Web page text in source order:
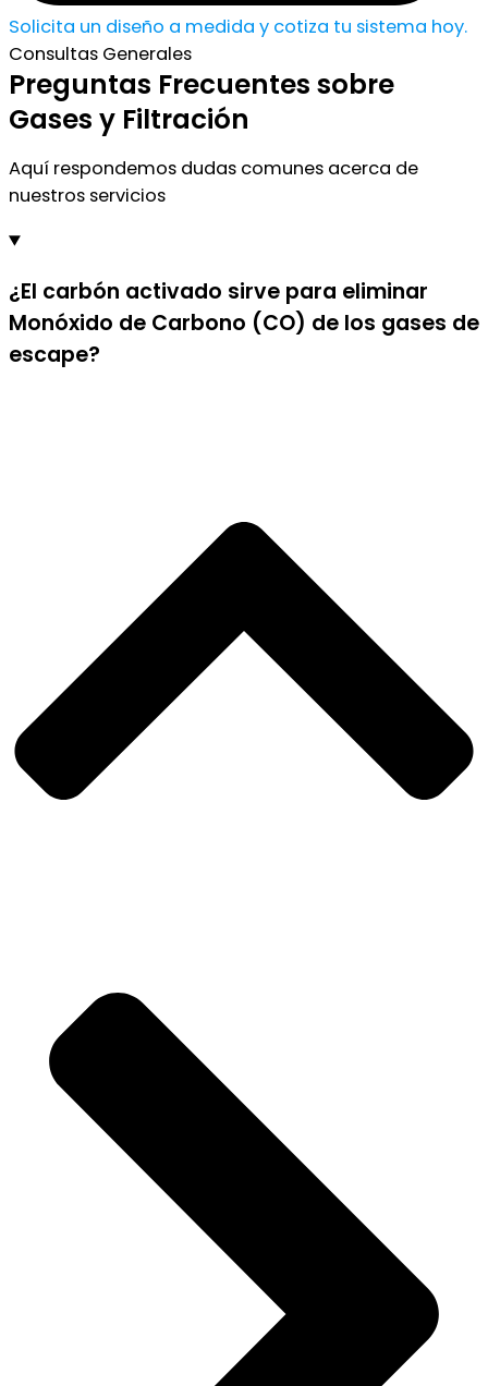
Solicita un diseño a medida y cotiza tu sistema hoy.
Consultas Generales
Preguntas Frecuentes sobre
Gases y Filtración
Aquí respondemos dudas comunes acerca de
nuestros servicios
¿El carbón activado sirve para eliminar
Monóxido de Carbono (CO) de los gases de
escape?